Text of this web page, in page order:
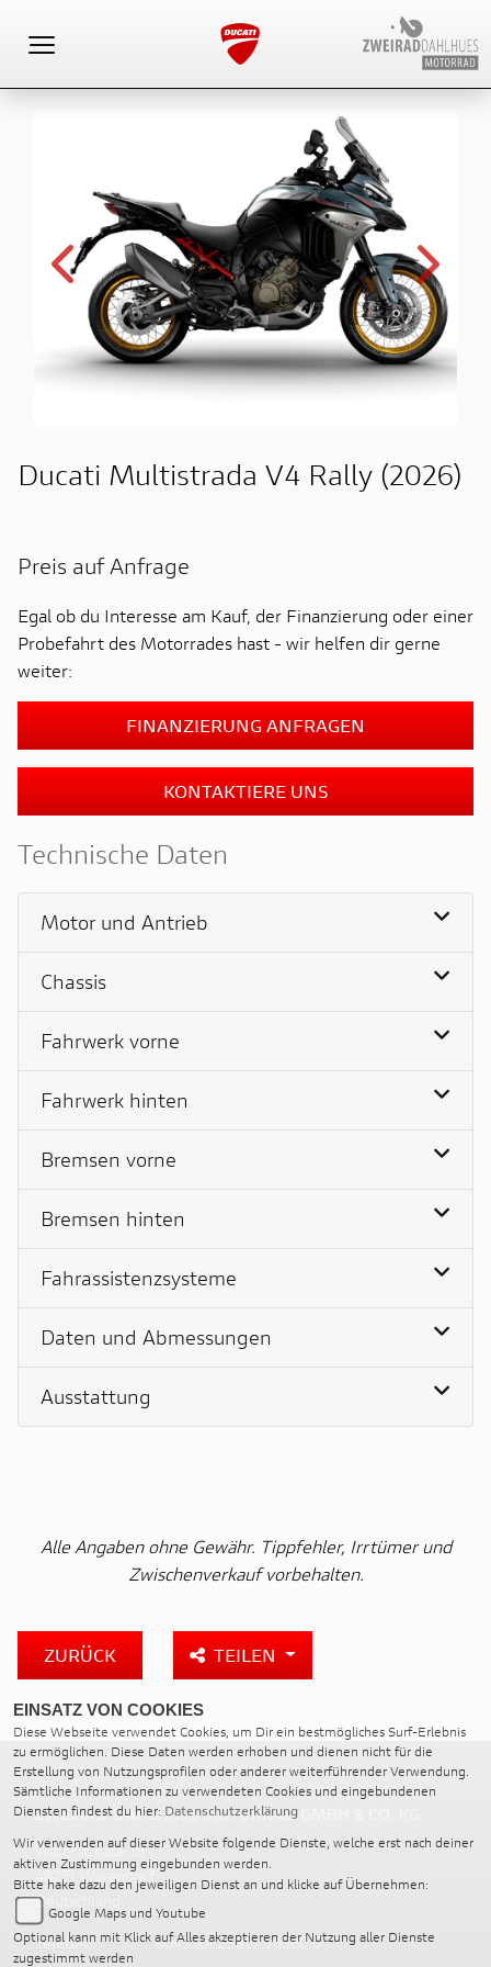
Ducati Multistrada V4 Rally (2026)
Technische Daten
Motor und Antrieb
Chassis
Fahrwerk vorne
Fahrwerk hinten
Bremsen vorne
Bremsen hinten
Fahrassistenzsysteme
Daten und Abmessungen
Ausstattung
Preis auf Anfrage
Egal ob du Interesse am Kauf, der Finanzierung oder einer
Probefahrt des Motorrades hast - wir helfen dir gerne
weiter:
FINANZIERUNG ANFRAGEN
KONTAKTIERE UNS
Alle Angaben ohne Gewähr. Tippfehler, Irrtümer und
Zwischenverkauf vorbehalten.
ZURÜCK TEILEN
ZWEIRAD DAHLHUES MOTORRAD GMBH & CO. KG
Waterstroate 19
48231 Warendorf
Deutschland
Telefon:
0049 (0) 2581 / 78980 0
EINSATZ VON COOKIES
Diese Webseite verwendet Cookies, um Dir ein bestmögliches Surf-Erlebnis
zu ermöglichen. Diese Daten werden erhoben und dienen nicht für die
Erstellung von Nutzungsprofilen oder anderer weiterführender Verwendung.
Sämtliche Informationen zu verwendeten Cookies und eingebundenen
Diensten findest du hier: Datenschutzerklärung
Wir verwenden auf dieser Website folgende Dienste, welche erst nach deiner
aktiven Zustimmung eingebunden werden.
Bitte hake dazu den jeweiligen Dienst an und klicke auf Übernehmen:
Google Maps und Youtube
Optional kann mit Klick auf Alles akzeptieren der Nutzung aller Dienste
zugestimmt werden